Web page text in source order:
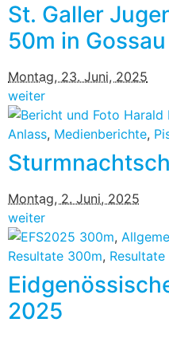
St. Galler
50m in
Montag, 23. Juni, 2025
weiter
Anlass, Medienberichte,
Montag, 2. Juni, 2025
weiter
300m,
Resultate 300m,
2025